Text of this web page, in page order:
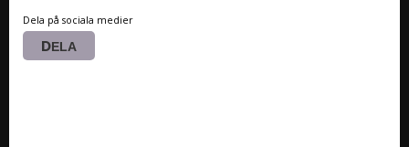
Dela på sociala medier
DELA